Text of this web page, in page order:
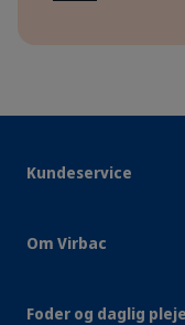
Kundeservice
Om Virbac
Foder og daglig